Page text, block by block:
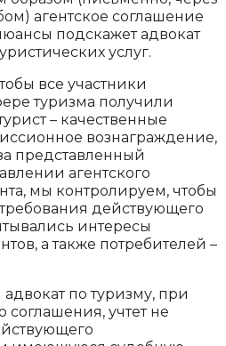
агентское соглашение
подскажет адвокат
услуг.
все участники
туризма получили
– качественные
вознаграждение,
представленный
агентского
мы контролируем, чтобы
действующего
интересы
а также потребителей –
по туризму, при
соглашения, учтет не